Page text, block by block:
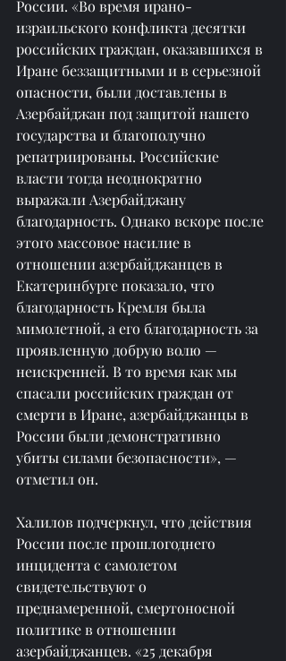
России. «Во время ирано-
израильского конфликта десятки
российских граждан, оказавшихся в
Иране беззащитными и в серьезной
опасности, были доставлены в
Азербайджан под защитой нашего
государства и благополучно
репатриированы. Российские
власти тогда неоднократно
выражали Азербайджану
благодарность. Однако вскоре после
этого массовое насилие в
отношении азербайджанцев в
Екатеринбурге показало, что
благодарность Кремля была
мимолетной, а его благодарность за
проявленную добрую волю —
неискренней. В то время как мы
спасали российских граждан от
смерти в Иране, азербайджанцы в
России были демонстративно
убиты силами безопасности», —
отметил он.
Халилов подчеркнул, что действия
России после прошлогоднего
инцидента с самолетом
свидетельствуют о
преднамеренной, смертоносной
политике в отношении
азербайджанцев. «25 декабря